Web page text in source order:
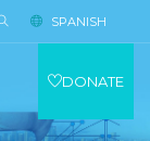
SPANISH
DONATE